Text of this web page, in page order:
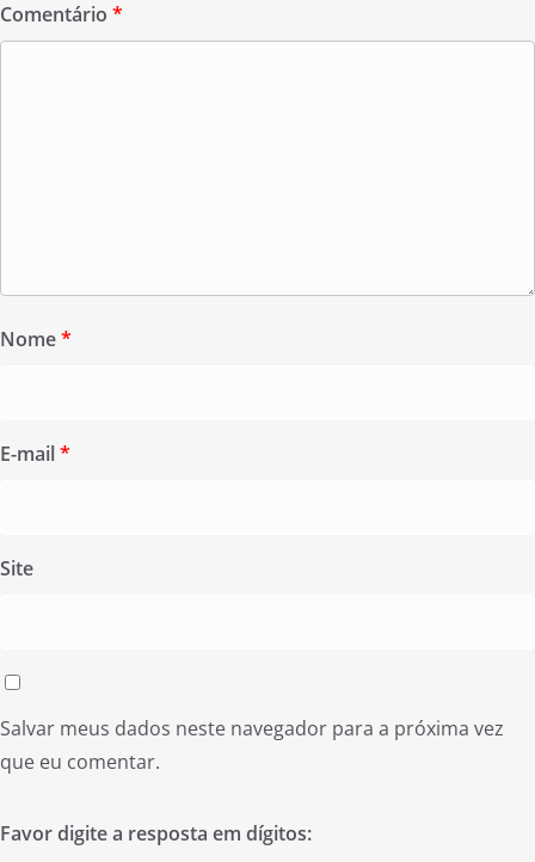
Comentário *
Nome*
E-mail*
Site
Salvar meus dados neste navegador para a próxima vez
que eu comentar.
Favor digite a resposta em dígitos: